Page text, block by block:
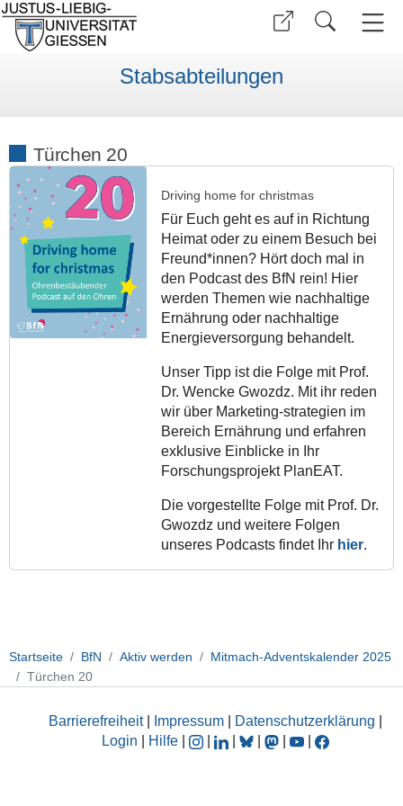
Stabsabteilungen
Türchen 20
Driving home for christmas
Für Euch geht es auf in Richtung
Heimat oder zu einem Besuch bei
Freund*innen? Hört doch mal in
den Podcast des BfN rein! Hier
werden Themen wie nachhaltige
Ernährung oder nachhaltige
Energieversorgung behandelt.
Unser Tipp ist die Folge mit Prof.
Dr. Wencke Gwozdz. Mit ihr reden
wir über Marketing-strategien im
Bereich Ernährung und erfahren
exklusive Einblicke in Ihr
Forschungsprojekt PlanEAT.
Die vorgestellte Folge mit Prof. Dr.
Gwozdz und weitere Folgen
unseres Podcasts findet Ihr hier.
Startseite BfN Aktiv werden
Mitmach-Adventskalender 2025
Türchen 20
Barrierefreiheit| Impressum Datenschutzerklärung
Login
Hilfe